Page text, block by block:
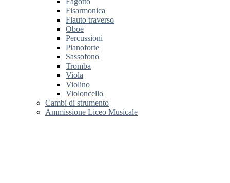
Fisarmonica
Flauto traverso
Oboe
Percussioni
Pianoforte
Sassofono
Tromba
Viola
Violino
Violoncello
Cambi di strumento
Ammissione Liceo Musicale